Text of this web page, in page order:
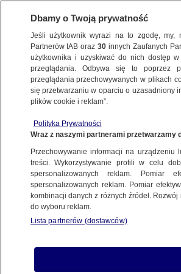
ŚWIAT
hierarchę. "Nie będę się
28.06.2025, 08:20
Posłuchaj artykułu
Czyta lektor AI
Dbamy o Twoją prywatność
Jeśli użytkownik wyrazi na to zgodę, my,
Partnerów IAB oraz30 innych Zaufanych
użytkownika i uzyskiwać do nich dostęp
przeglądania. Odbywa się to poprzez
przeglądania przechowywanych w plikach
się przetwarzaniu w oparciu o uzasadniony
plików cookie i reklam”.
Polityka Prywatności
Wraz z naszymi partnerami przetwarzamy
Przechowywanie informacji na
treści. Wykorzystywanie profili w celu
spersonalizowanych reklam. Pomiar
spersonalizowanych reklam. Pomiar
kombinacji danych z różnych źródeł.
do wyboru reklam.
Lista partnerów (dostawców)